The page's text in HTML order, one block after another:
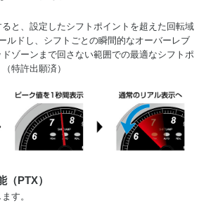
と、設定したシフトポイントを超えた回転域
ルドし、シフトごとの瞬間的なオーバーレブ
ゾーンまで回さない範囲での最適なシフトポ
特許出願済）
（PTX）
す。